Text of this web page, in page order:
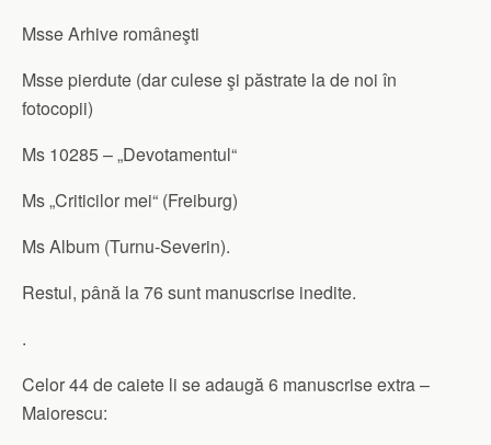
Msse Arhive româneşti
Msse pierdute (dar culese şi păstrate la de noi în
fotocopii)
Ms 10285 – „Devotamentul“
Ms „Criticilor mei“ (Freiburg)
Ms Album (Turnu-Severin).
Restul, până la 76 sunt manuscrise inedite.
.
Celor 44 de caiete li se adaugă 6 manuscrise extra –
Maiorescu: